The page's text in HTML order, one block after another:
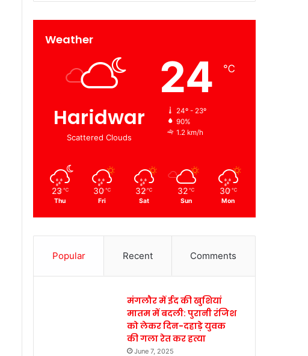
Weather
Haridwar
Scattered Clouds
24 ℃
24º - 23º
90%
1.2 km/h
23 ℃
Thu
30 ℃
Fri
32 ℃
Sat
32 ℃
Sun
30 ℃
Mon
Popular Recent Comments
मंगलौर में ईद की खुशियां
मातम में बदली: पुरानी रंजिश
को लेकर दिन-दहाड़े युवक
की गला रेत कर हत्या
June 7, 2025